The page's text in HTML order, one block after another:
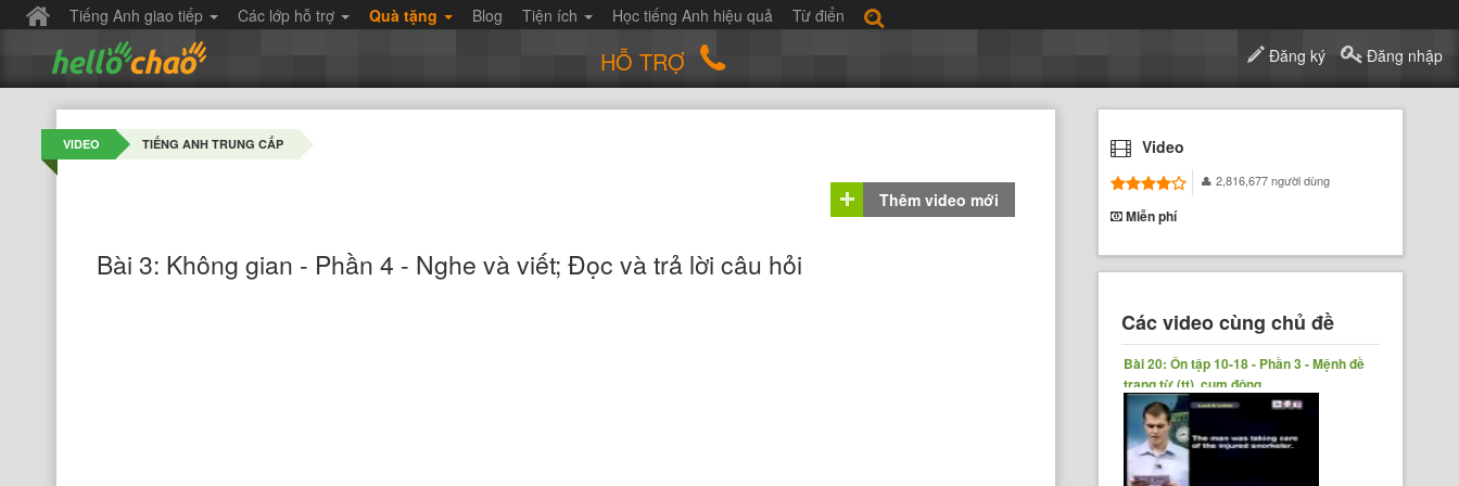
Tiếng Anh giao tiếp Các lớp hỗ trợ Quà tặng Blog Tiện ích Học tiếng Anh hiệu quả Từ điển
HỖ TRỢ Đăng ký Đăng nhập
VIDEO TIẾNG ANH TRUNG CẤP
Thêm video mới
Bài 3: Không gian - Phần 4 - Nghe và viết; Đọc và trả lời câu hỏi
Video
2,816,677 người dùng
Miễn phí
Các video cùng chủ đề
Bài 20: Ôn tập 10-18 - Phần 3 - Mệnh đề
trạng từ (tt), cụm động......